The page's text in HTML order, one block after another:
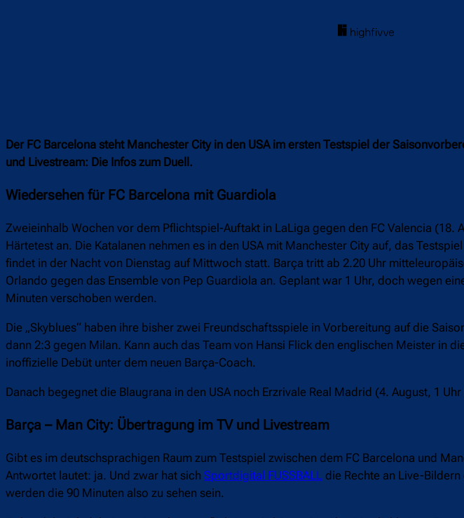
Der FC Barcelona steht Manchester City in den USA im ersten Testspiel der
und Livestream: Die Infos zum Duell.
Wiedersehen für FC Barcelona mit Guardiola
Zweieinhalb Wochen vor dem Pflichtspiel-Auftakt in LaLiga gegen den FC Valencia (18.
Härtetest an. Die Katalanen nehmen es in den USA mit Manchester City auf, das
findet in der Nacht von Dienstag auf Mittwoch statt. Barça tritt ab 2.20 Uhr
Orlando gegen das Ensemble von Pep Guardiola an. Geplant war 1 Uhr, doch wegen
Minuten verschoben werden.
Die „Skyblues“ haben ihre bisher zwei Freundschaftsspiele in Vorbereitung auf die
dann 2:3 gegen Milan. Kann auch das Team von Hansi Flick den englischen Meister in
inoffizielle Debüt unter dem neuen Barça-Coach.
Danach begegnet die Blaugrana in den USA noch Erzrivale Real Madrid (4. August, 1
Barça – Man City: Übertragung im TV und Livestream
Gibt es im deutschsprachigen Raum zum Testspiel zwischen dem FC Barcelona und
Antwortet lautet: ja. Und zwar hat sich Sportdigital FUSSBALL die Rechte an Live-
werden die 90 Minuten also zu sehen sein.